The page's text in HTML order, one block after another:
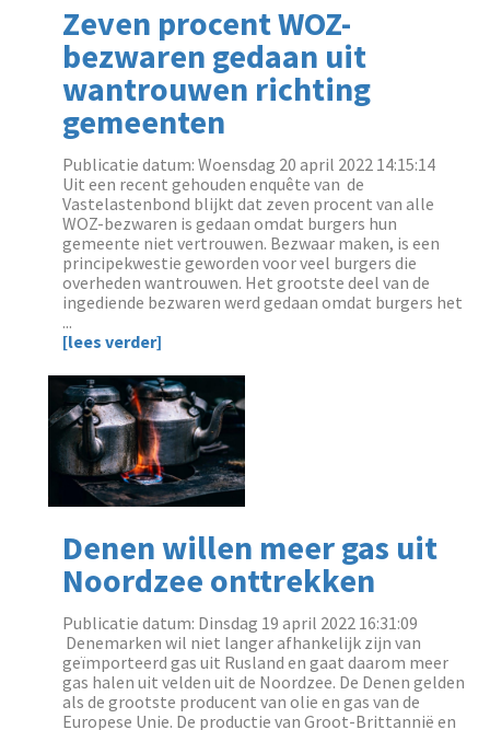
Zeven procent WOZ-
bezwaren gedaan uit
wantrouwen richting
gemeenten
Publicatie datum: Woensdag 20 april 2022 14:15:14
‌Uit een recent gehouden enquête van de
Vastelastenbond blijkt dat zeven procent van alle
WOZ-bezwaren is gedaan omdat burgers hun
gemeente niet vertrouwen. Bezwaar maken, is een
principekwestie geworden voor veel burgers die
overheden wantrouwen. Het grootste deel van de
ingediende bezwaren werd gedaan omdat burgers het
...
[lees verder]
Denen willen meer gas uit
Noordzee onttrekken
Publicatie datum: Dinsdag 19 april 2022 16:31:09
‌ Denemarken wil niet langer afhankelijk zijn van
geïmporteerd gas uit Rusland en gaat daarom meer
gas halen uit velden uit de Noordzee. De Denen gelden
als de grootste producent van olie en gas van de
Europese Unie. De productie van Groot-Brittannië en